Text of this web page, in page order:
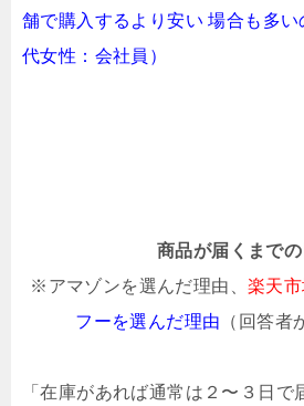
舗で購入するより安い 場合も多
代女性：会社員）
商品が届くまで
※アマゾンを選んだ理由、 楽天
フーを選んだ理由 （回答者
「在庫があれば通常は２〜３日で